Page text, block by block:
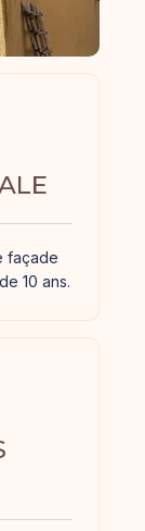
façade
10 ans.